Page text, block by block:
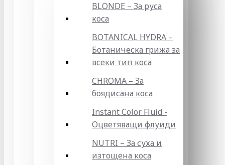
BLONDE – За руса
коса
BOTANICAL HYDRA –
Ботаническа грижа за
всеки тип коса
CHROMA – За
боядисана коса
Instant Color Fluid -
Оцветяващи флуиди
NUTRI – За суха и
изтощена коса